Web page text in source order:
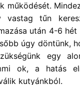
működését.
vastag tűn
után 4-6
úgy döntünk,
egy
ok, a hatás
kutyánkból.